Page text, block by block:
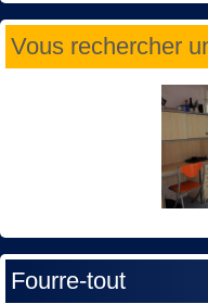
Vous rechercher
Fourre-tout